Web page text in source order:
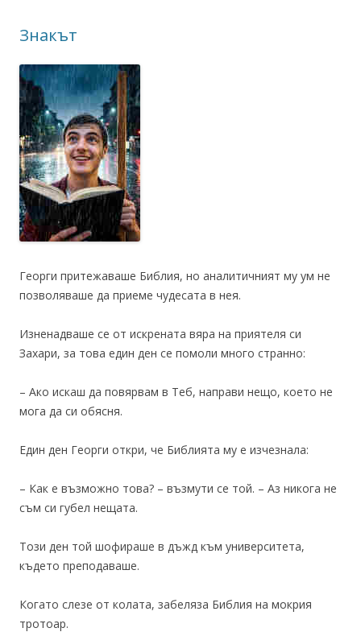
Знакът
Георги притежаваше Библия, но аналитичният му ум не
позволяваше да приеме чудесата в нея.
Изненадваше се от искрената вяра на приятеля си
Захари, за това един ден се помоли много странно:
– Ако искаш да повярвам в Теб, направи нещо, което не
мога да си обясня.
Един ден Георги откри, че Библията му е изчезнала:
– Как е възможно това? – възмути се той. – Аз никога не
съм си губел нещата.
Този ден той шофираше в дъжд към университета,
където преподаваше.
Когато слезе от колата, забеляза Библия на мокрия
тротоар.